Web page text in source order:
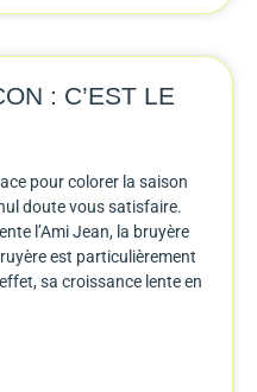
: C’EST LE
pour colorer la saison
doute vous satisfaire.
l’Ami Jean, la bruyère
est particulièrement
sa croissance lente en